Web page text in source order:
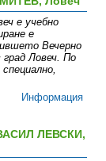
е учебно
е
Вечерно
Ловеч. По
Информация
ЛЕВСКИ,